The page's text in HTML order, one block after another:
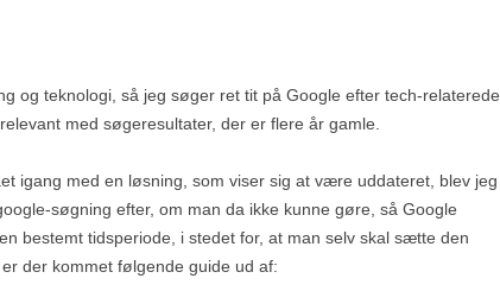
og teknologi, så jeg søger ret tit på Google efter tech-relaterede
med søgeresultater, der er flere år gamle.
igang med en løsning, som viser sig at være uddateret, blev jeg
søgning efter, om man da ikke kunne gøre, så Google
bestemt tidsperiode, i stedet for, at man selv skal sætte den
er der kommet følgende guide ud af: